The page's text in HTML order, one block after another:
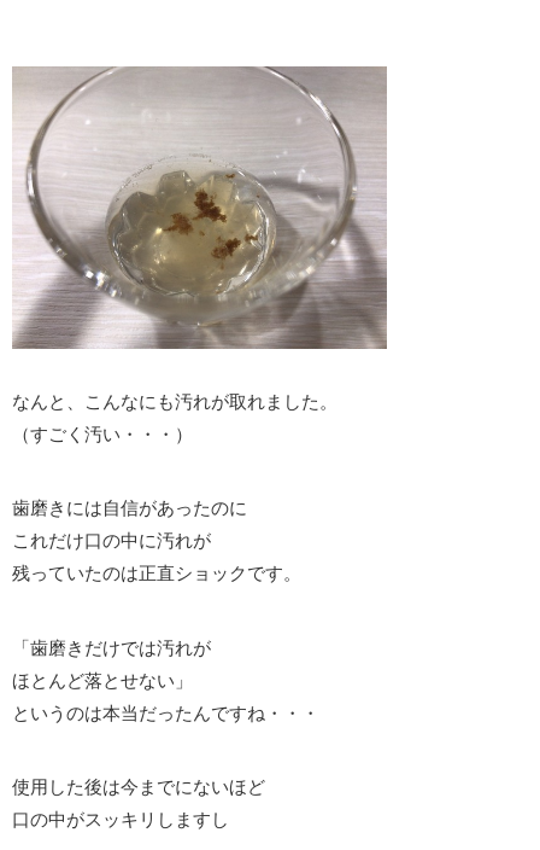
なんと、こんなにも汚れが取れました。
（すごく汚い・・・）
歯磨きには自信があったのに
これだけ口の中に汚れが
残っていたのは正直ショックです。
「歯磨きだけでは汚れが
ほとんど落とせない」
というのは本当だったんですね・・・
使用した後は今までにないほど
口の中がスッキリしますし